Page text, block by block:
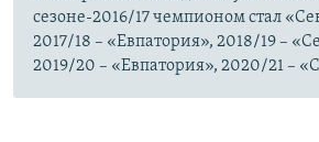
сезоне-2016/17 чемпионом стал
2017/18 – «Евпатория», 2018/19 –
2019/20 – «Евпатория», 2020/21 –